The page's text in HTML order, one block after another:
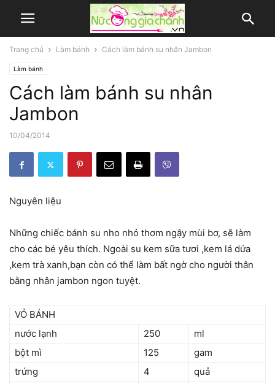
Trang chủ Làm bánh Cách làm bánh su nhân Jambon
Làm bánh
Cách làm bánh su nhân
Jambon
10/04/2014
Nguyên liệu
Những chiếc bánh su nho nhỏ thơm ngậy mùi bơ, sẽ làm
cho các bé yêu thích. Ngoài su kem sữa tươi ,kem lá dứa
,kem trà xanh,bạn còn có thể làm bất ngờ cho người thân
bằng nhân jambon ngon tuyệt.
VỎ BÁNH
nước lạnh
250
ml
bột mì
125
gam
trứng
4
quả